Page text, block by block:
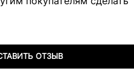
ОТЗЫВ